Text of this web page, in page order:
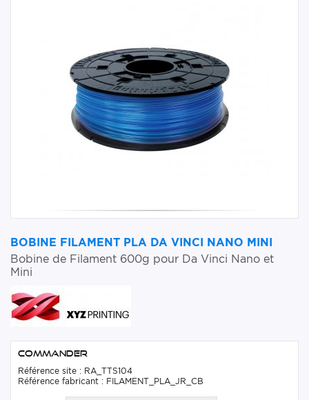
BOBINE FILAMENT PLA DA VINCI NANO MINI
Bobine de Filament 600g pour Da Vinci Nano et
Mini
Commander
Référence site : RA_TTS104
Référence fabricant : FILAMENT_PLA_JR_CB